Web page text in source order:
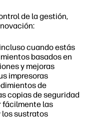
de la gestión,
cuando estás
basados en
y mejoras
impresoras
de
copias de seguridad
fácilmente las
los sustratos